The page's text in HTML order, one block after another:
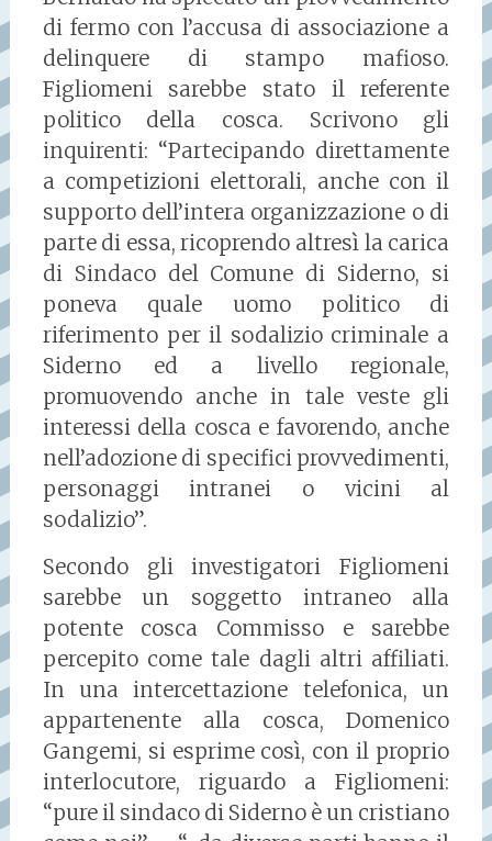
di fermo con l’accusa di associazione a
delinquere di stampo mafioso.
Figliomeni sarebbe stato il referente
politico della cosca. Scrivono gli
inquirenti: “Partecipando direttamente
a competizioni elettorali, anche con il
supporto dell’intera organizzazione o di
parte di essa, ricoprendo altresì la carica
di Sindaco del Comune di Siderno, si
poneva quale uomo politico di
riferimento per il sodalizio criminale a
Siderno ed a livello regionale,
promuovendo anche in tale veste gli
interessi della cosca e favorendo, anche
nell’adozione di specifici provvedimenti,
personaggi intranei o vicini al
sodalizio”.
Secondo gli investigatori Figliomeni
sarebbe un soggetto intraneo alla
potente cosca Commisso e sarebbe
percepito come tale dagli altri affiliati.
In una intercettazione telefonica, un
appartenente alla cosca, Domenico
Gangemi, si esprime così, con il proprio
interlocutore, riguardo a Figliomeni:
“pure il sindaco di Siderno è un cristiano